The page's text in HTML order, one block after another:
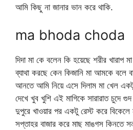
আমি কিছু না জানার ভান করে থাকি.
ma bhoda choda
দিদা মা কে বলেন কি হয়েছে শরীর খারাপ
ব্যাথা করছে কেন কিজানি মা আমকে বলে
আনতে আমি নিয়ে এসে দিলাম মা খেল
দেখে খুব খুশি এই মাগিকে সারারাত চুদে
দুপুরে খাওয়ার পর একটু রেস্ট করে বিকেলে
সপ্তাহর বাজার করে মাছ মাঙগস কিনতে